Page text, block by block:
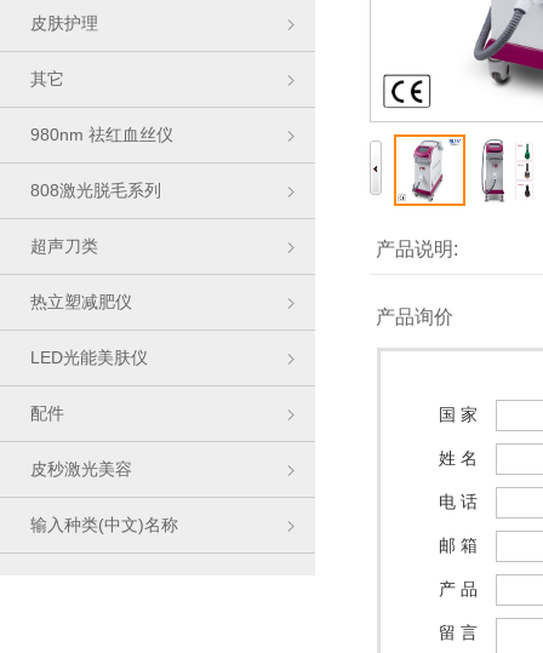
皮肤护理
其它
980nm 祛红血丝仪
808激光脱毛系列
超声刀类
热立塑减肥仪
LED光能美肤仪
配件
皮秒激光美容
输入种类(中文)名称
产品说明:
产品询价
国 家
姓 名
电 话
邮 箱
产 品
留 言